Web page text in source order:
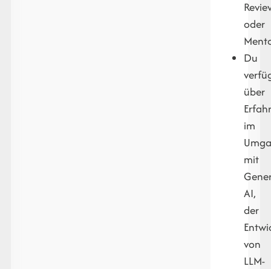
oder
Du
über
im
mit
AI,
der
von
LLM-